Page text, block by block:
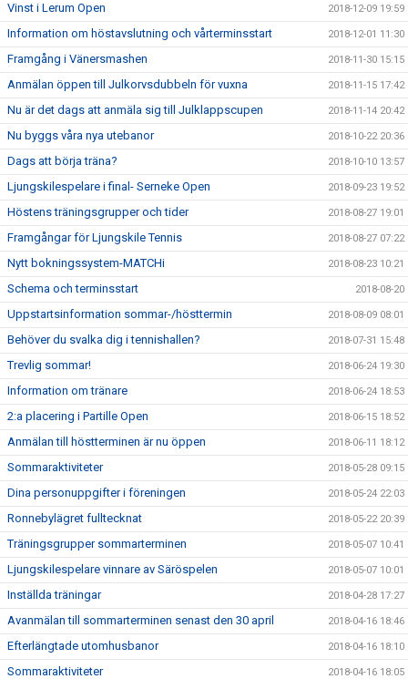
Vinst i Lerum Open 2018-12-09 19:59
Information om höstavslutning och vårterminsstart 2018-12-01 11:30
Framgång i Vänersmashen 2018-11-30 15:15
Anmälan öppen till Julkorvsdubbeln för vuxna 2018-11-15 17:42
Nu är det dags att anmäla sig till Julklappscupen 2018-11-14 20:42
Nu byggs våra nya utebanor 2018-10-22 20:36
Dags att börja träna? 2018-10-10 13:57
Ljungskilespelare i final- Serneke Open 2018-09-23 19:52
Höstens träningsgrupper och tider 2018-08-27 19:01
Framgångar för Ljungskile Tennis 2018-08-27 07:22
Nytt bokningssystem-MATCHi 2018-08-23 10:21
Schema och terminsstart 2018-08-20
Uppstartsinformation sommar-/hösttermin 2018-08-09 08:01
Behöver du svalka dig i tennishallen? 2018-07-31 15:48
Trevlig sommar! 2018-06-24 19:30
Information om tränare 2018-06-24 18:53
2:a placering i Partille Open 2018-06-15 18:52
Anmälan till höstterminen är nu öppen 2018-06-11 18:12
Sommaraktiviteter 2018-05-28 09:15
Dina personuppgifter i föreningen 2018-05-24 22:03
Ronnebylägret fulltecknat 2018-05-22 20:39
Träningsgrupper sommarterminen 2018-05-07 10:41
Ljungskilespelare vinnare av Säröspelen 2018-05-07 10:01
Inställda träningar 2018-04-28 17:27
Avanmälan till sommarterminen senast den 30 april 2018-04-16 18:46
Efterlängtade utomhusbanor 2018-04-16 18:10
Sommaraktiviteter 2018-04-16 18:05